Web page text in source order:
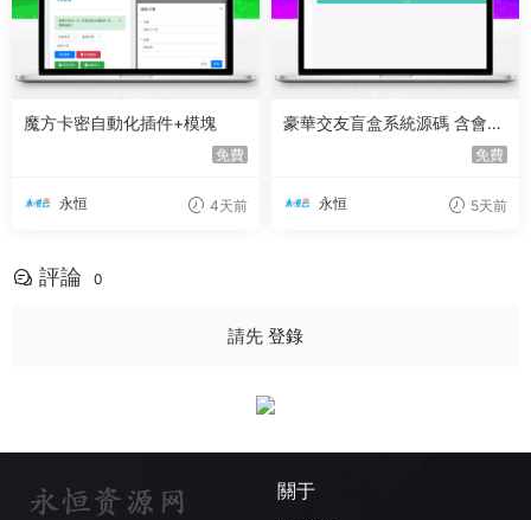
魔方卡密自動化插件+模塊
免費
永恒 4天前
豪華交友盲盒系統源碼 含會員
免費
永恒 5天前
評論 0
請先 登錄
關于